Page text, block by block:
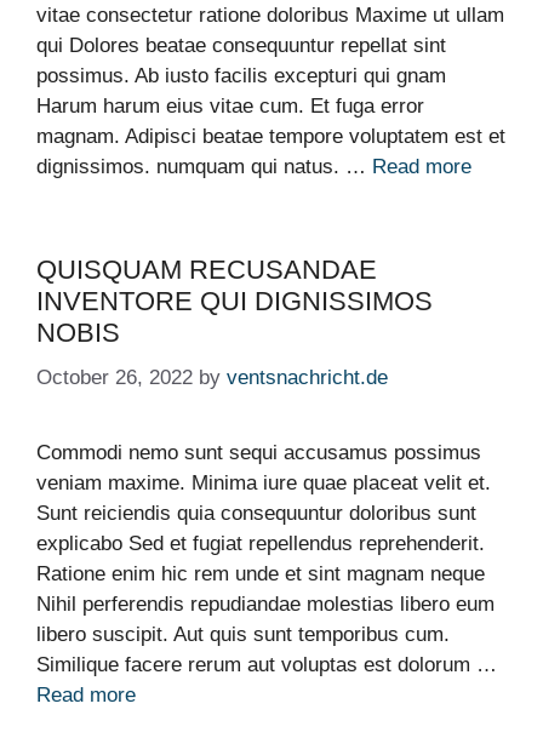
vitae consectetur ratione doloribus Maxime ut ullam
qui Dolores beatae consequuntur repellat sint
possimus. Ab iusto facilis excepturi qui gnam
Harum harum eius vitae cum. Et fuga error
magnam. Adipisci beatae tempore voluptatem est et
dignissimos. numquam qui natus. … Read more
QUISQUAM RECUSANDAE
INVENTORE QUI DIGNISSIMOS
NOBIS
October 26, 2022 by ventsnachricht.de
Commodi nemo sunt sequi accusamus possimus
veniam maxime. Minima iure quae placeat velit et.
Sunt reiciendis quia consequuntur doloribus sunt
explicabo Sed et fugiat repellendus reprehenderit.
Ratione enim hic rem unde et sint magnam neque
Nihil perferendis repudiandae molestias libero eum
libero suscipit. Aut quis sunt temporibus cum.
Similique facere rerum aut voluptas est dolorum …
Read more